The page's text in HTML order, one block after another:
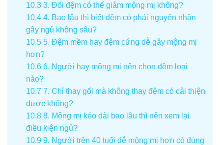
10.33. Đổi đệm có thể giảm mộng mị không?
10.44. Bao lâu thì biết đệm có phải nguyên nhân
gây ngủ không sâu?
10.55. Đệm mềm hay đệm cứng dễ gây mộng mị
hơn?
10.66. Người hay mộng mị nên chọn đệm loại
nào?
10.7 7. Chỉ thay gối mà không thay đệm có cải thiện
được không?
10.88. Mộng mị kéo dài bao lâu thì nên xem lại
điều kiện ngủ?
10.99. Người trên 40 tuổi dễ mộng mị hơn có đúng